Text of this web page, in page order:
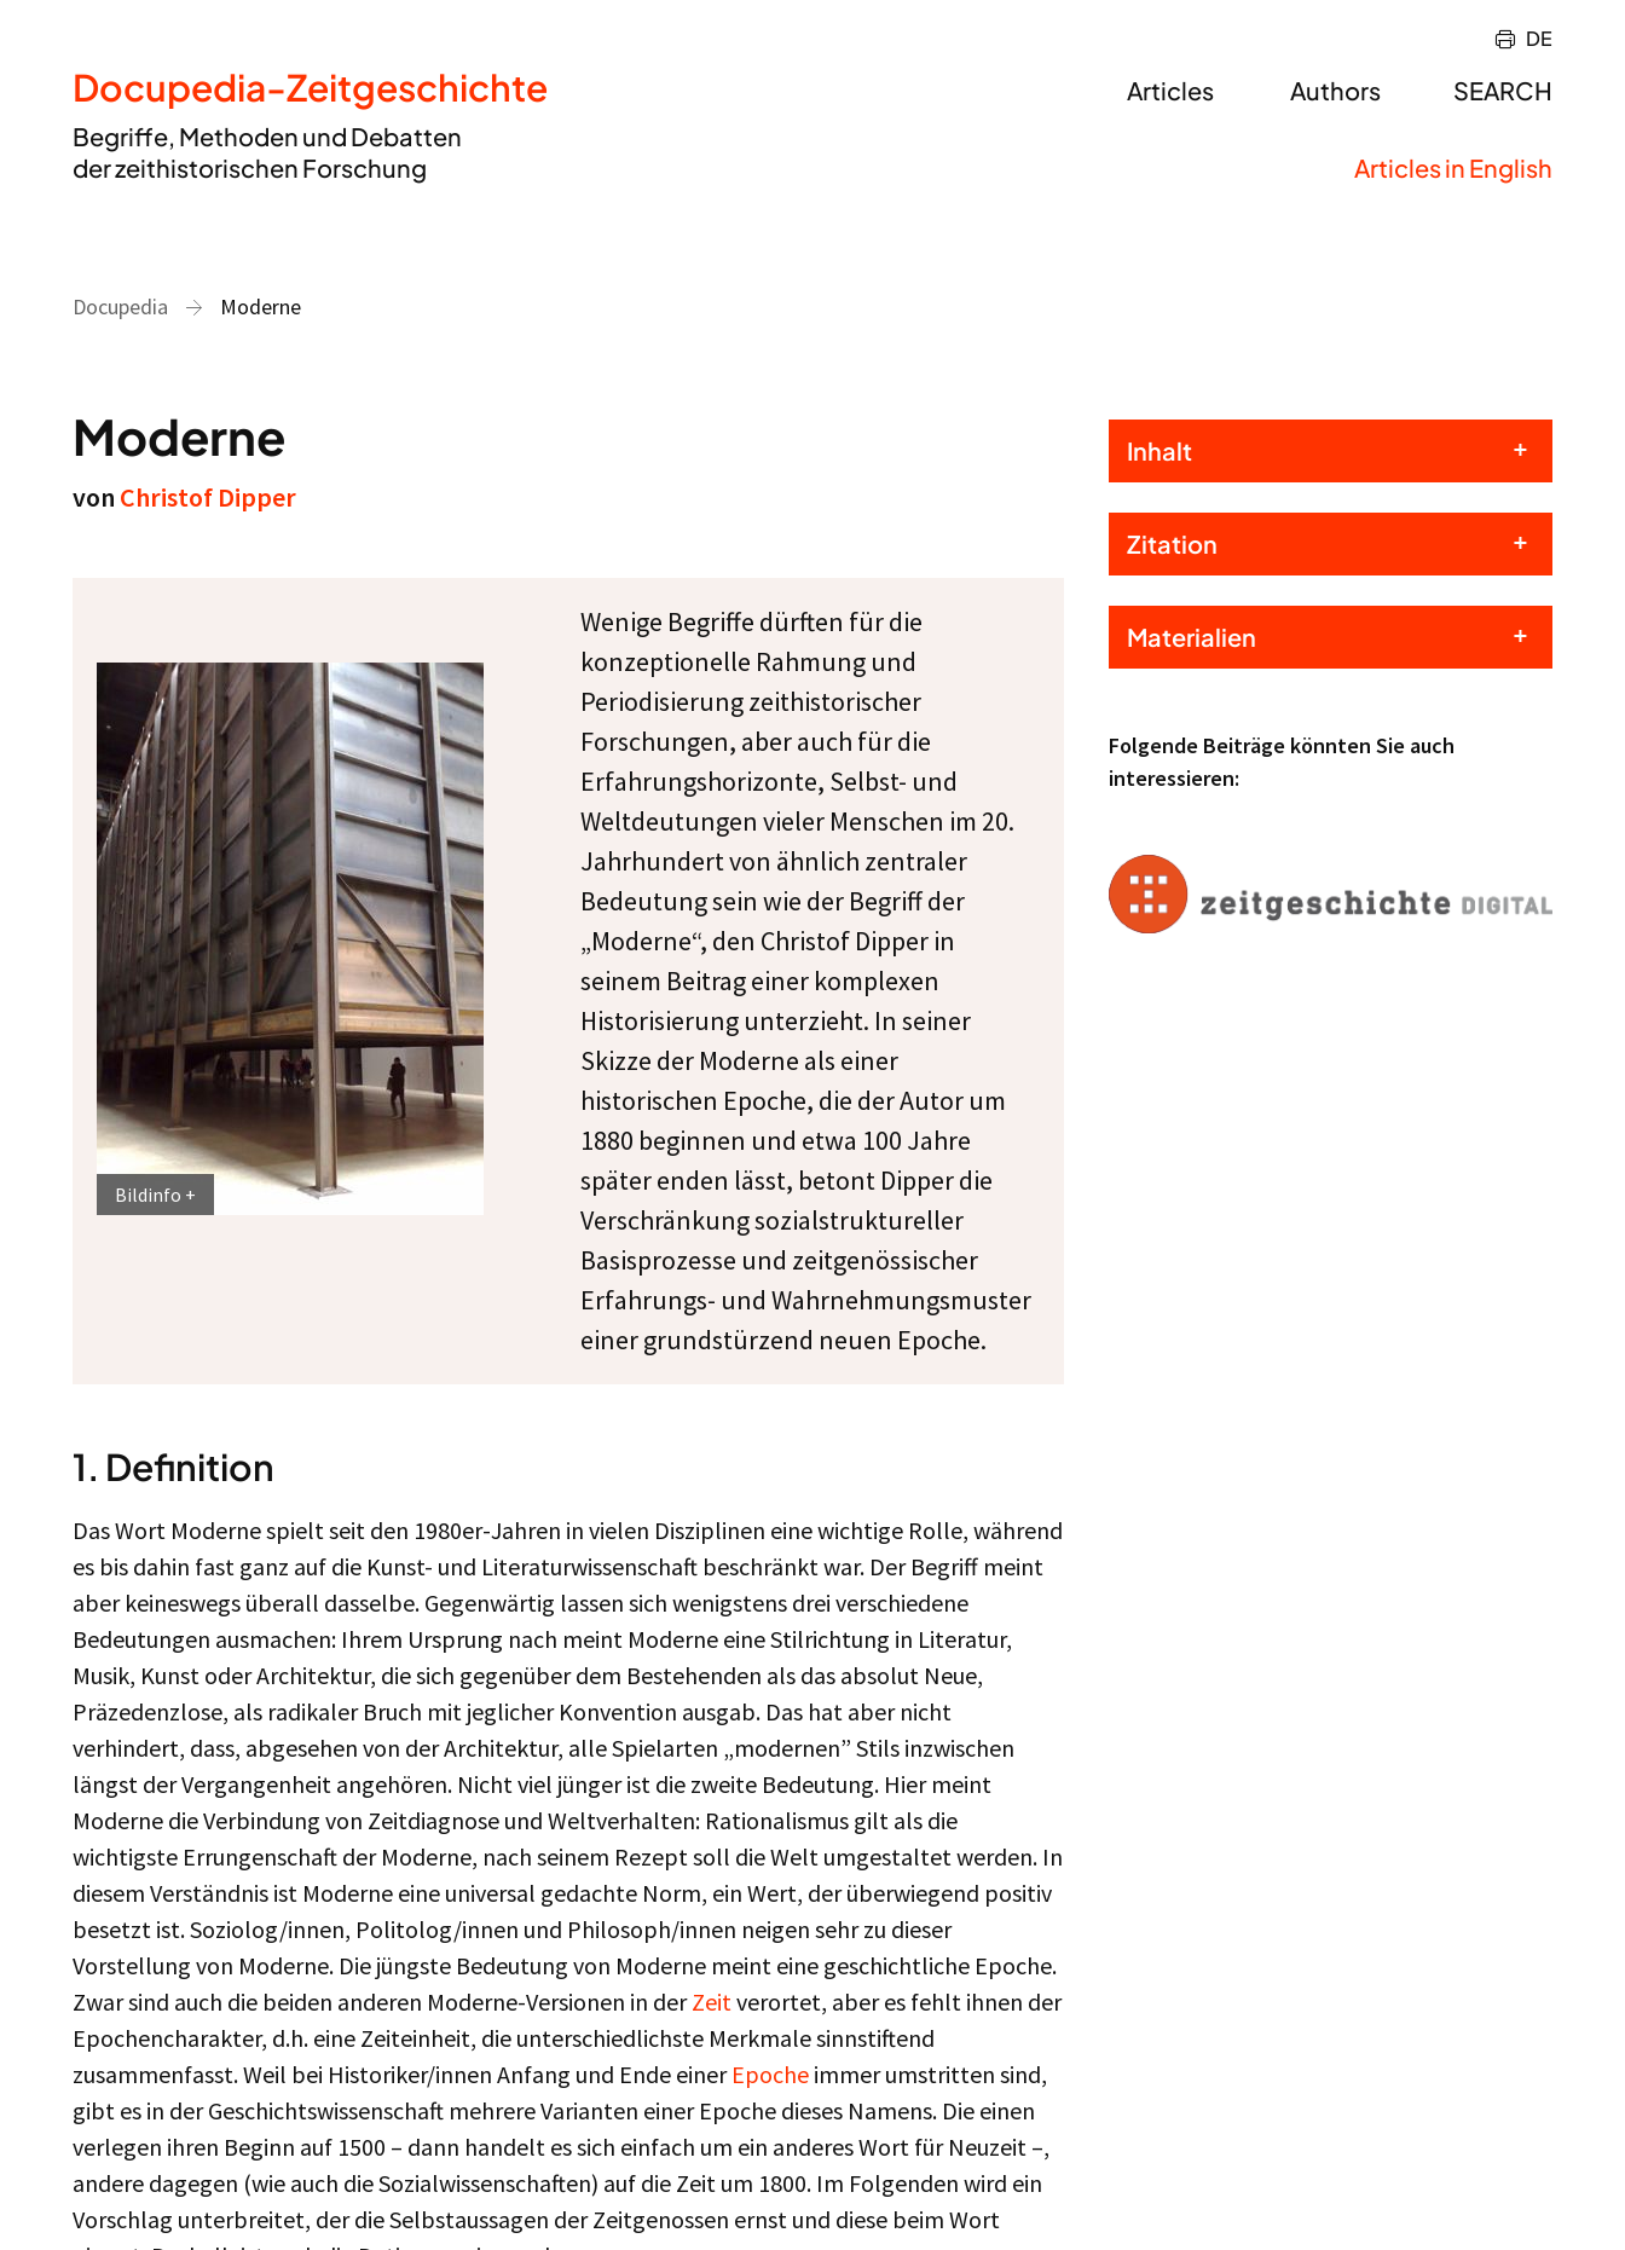
Docupedia-Zeitgeschichte
Begriffe, Methoden und Debatten
der zeithistorischen Forschung
SEARCH
Articles Authors
DE
Articles in English
Docupedia Moderne
Moderne
von Christof Dipper
Bildinfo
Wenige Begriffe dürften für die
konzeptionelle Rahmung und
Periodisierung zeithistorischer
Forschungen, aber auch für die
Erfahrungshorizonte, Selbst- und
Weltdeutungen vieler Menschen im 20.
Jahrhundert von ähnlich zentraler
Bedeutung sein wie der Begriff der
„Moderne“, den Christof Dipper in
seinem Beitrag einer komplexen
Historisierung unterzieht. In seiner
Skizze der Moderne als einer
historischen Epoche, die der Autor um
1880 beginnen und etwa 100 Jahre
später enden lässt, betont Dipper die
Verschränkung sozialstruktureller
Basisprozesse und zeitgenössischer
Erfahrungs- und Wahrnehmungsmuster
einer grundstürzend neuen Epoche.
1. Definition
Das Wort Moderne spielt seit den 1980er-Jahren in vielen Disziplinen eine wichtige Rolle, während
es bis dahin fast ganz auf die Kunst- und Literaturwissenschaft beschränkt war. Der Begriff meint
aber keineswegs überall dasselbe. Gegenwärtig lassen sich wenigstens drei verschiedene
Bedeutungen ausmachen: Ihrem Ursprung nach meint Moderne eine Stilrichtung in Literatur,
Musik, Kunst oder Architektur, die sich gegenüber dem Bestehenden als das absolut Neue,
Präzedenzlose, als radikaler Bruch mit jeglicher Konvention ausgab. Das hat aber nicht
verhindert, dass, abgesehen von der Architektur, alle Spielarten „modernen” Stils inzwischen
längst der Vergangenheit angehören. Nicht viel jünger ist die zweite Bedeutung. Hier meint
Moderne die Verbindung von Zeitdiagnose und Weltverhalten: Rationalismus gilt als die
wichtigste Errungenschaft der Moderne, nach seinem Rezept soll die Welt umgestaltet werden. In
diesem Verständnis ist Moderne eine universal gedachte Norm, ein Wert, der überwiegend positiv
besetzt ist. Soziolog/innen, Politolog/innen und Philosoph/innen neigen sehr zu dieser
Vorstellung von Moderne. Die jüngste Bedeutung von Moderne meint eine geschichtliche Epoche.
Zwar sind auch die beiden anderen Moderne-Versionen in derZeitverortet, aber es fehlt ihnen der
Epochencharakter, d.h. eine Zeiteinheit, die unterschiedlichste Merkmale sinnstiftend
zusammenfasst. Weil bei Historiker/innen Anfang und Ende einer Epoche immer umstritten sind,
gibt es in der Geschichtswissenschaft mehrere Varianten einer Epoche dieses Namens. Die einen
verlegen ihren Beginn auf 1500 – dann handelt es sich einfach um ein anderes Wort für Neuzeit –,
andere dagegen (wie auch die Sozialwissenschaften) auf die Zeit um 1800. Im Folgenden wird ein
Vorschlag unterbreitet, der die Selbstaussagen der Zeitgenossen ernst und diese beim Wort
Inhalt
Zitation
Materialien
Folgende Beiträge könnten Sie auch
interessieren: